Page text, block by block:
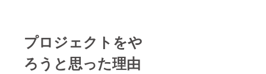
プロジェクトをや
ろうと思った理由